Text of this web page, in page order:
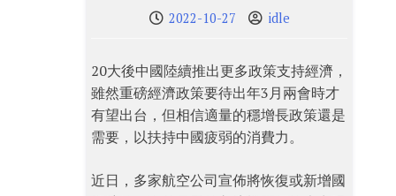
2022-10-27 idle
20大後中國陸續推出更多政策支持經濟，
雖然重磅經濟政策要待出年3月兩會時才
有望出台，但相信適量的穩增長政策還是
需要，以扶持中國疲弱的消費力。
近日，多家航空公司宣佈將恢復或新增國